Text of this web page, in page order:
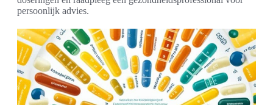
persoonlijk advies.